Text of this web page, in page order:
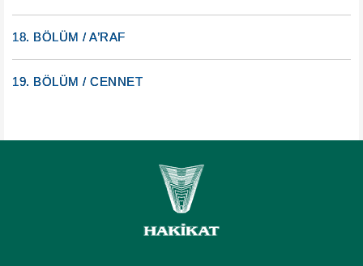
18. BÖLÜM / A’RAF
19. BÖLÜM / CENNET